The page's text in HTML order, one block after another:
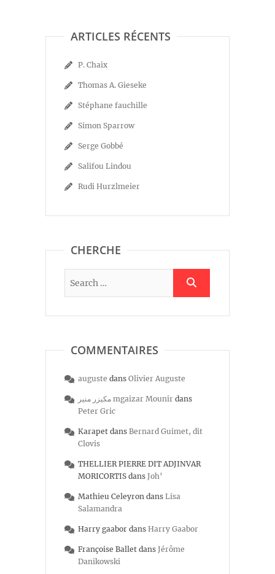
ARTICLES RÉCENTS
P. Chaix
Thomas A. Gieseke
Stéphane fauchille
Simon Sparrow
Serge Gobbé
Salifou Lindou
Rudi Hurzlmeier
CHERCHE
COMMENTAIRES
auguste dans Olivier Auguste
مكيزر منير mgaizar Mounir dans
Peter Gric
Karapet dans Bernard Guimet, dit
Clovis
THELLIER PIERRE DIT ADJINVAR
MORICORTIS dans Joh’
Mathieu Celeyron dans Lisa
Salamandra
Harry gaabor dans Harry Gaabor
Françoise Ballet dans Jérôme
Danikowski